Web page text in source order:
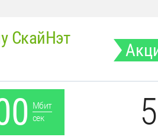
СкайНэт
Мбит
сек